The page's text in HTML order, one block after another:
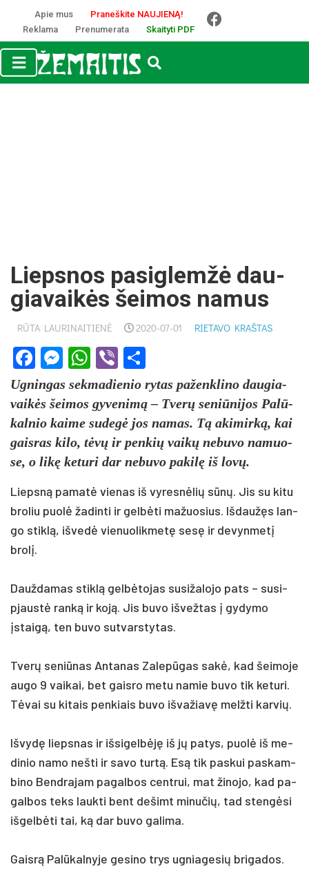
Apie mus
Praneškite NAUJIENĄ!
Reklama
Prenumerata Skaityti PDF
Lieps­nos pa­si­glemžė dau­
gia­vaikės šei­mos na­mus
RŪTA LAURINAITIENĖ 2020-07-01 RIETAVO KRAŠTAS
Facebook
Messenger
WhatsApp
Viber
Ug­nin­gas sek­ma­die­nio ry­tas pa­ženk­li­no dau­gia­
vaikės šei­mos gy­ve­ni­mą – Tverų se­niū­ni­jos Palū­
kal­nio kai­me su­degė jos na­mas. Tą aki­mirką, kai
gais­ras ki­lo, tėvų ir penkių vaikų ne­bu­vo na­muo­
se, o likę keturi dar ne­bu­vo pa­kilę iš lovų.
Liepsną pa­matė vie­nas iš vy­resnė­lių sūnų. Jis su kitu
broliu puolė ža­din­ti ir gelbė­ti ma­žuo­sius. Iš­daužęs lan­
go stiklą, iš­vedė vie­nuo­lik­metę sesę ir de­vyn­metį
brolį.
Dauž­da­mas stiklą gelbė­to­jas su­si­ža­lo­jo pa­ts – su­si­
pjaustė ranką ir koją. Jis bu­vo iš­vež­tas į gy­dy­mo
įstaigą, ten buvo su­tvars­ty­tas.
Tverų se­niū­nas An­ta­nas Za­lepū­gas sakė, kad šei­mo­je
au­go 9 vai­kai, bet gais­ro me­tu namie bu­vo tik keturi.
Tėvai su kitais penkiais bu­vo iš­va­žiavę melžti karvių.
Iš­vydę lieps­nas ir iš­si­gelbėję iš jų pa­tys, puolė iš me­
di­nio na­mo ne­šti ir sa­vo turtą. Esą tik pa­skui pa­skam­
bi­no Bend­ra­jam pa­gal­bos cent­rui, mat ži­no­jo, kad pa­
gal­bos teks lauk­ti bent de­šimt mi­nu­čių, tad stengė­si
iš­gelbė­ti tai, ką dar bu­vo ga­li­ma.
Gaisrą Palū­kal­ny­je ge­si­no trys ug­nia­ge­sių bri­ga­dos.